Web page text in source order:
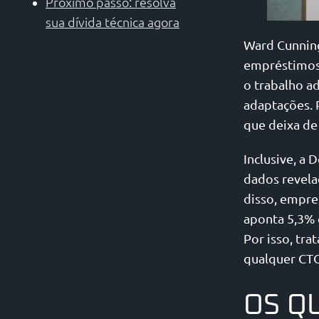
sua dívida técnica agora
Ward
o trabalho
adaptações.
que deixa
Inclusive, a
dados
disso,
aponta
Por isso,
qualquer
OS